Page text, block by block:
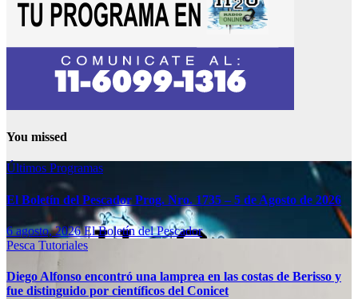
You missed
Últimos Programas
El Boletín del Pescador Prog. Nro. 1735 – 5 de Agosto de 2026
6 agosto, 2026El Boletín del Pescador
Pesca Tutoriales
Diego Alfonso encontró una lamprea en las costas de Berisso y
fue distinguido por científicos del Conicet